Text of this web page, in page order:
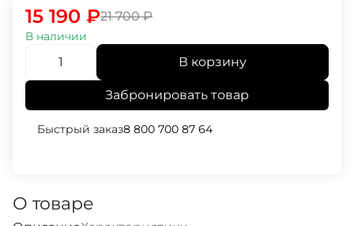
21 700₽
15 190 ₽
В наличии
В корзину
Забронировать товар
Быстрый заказ8 800 700 87 64
О товаре